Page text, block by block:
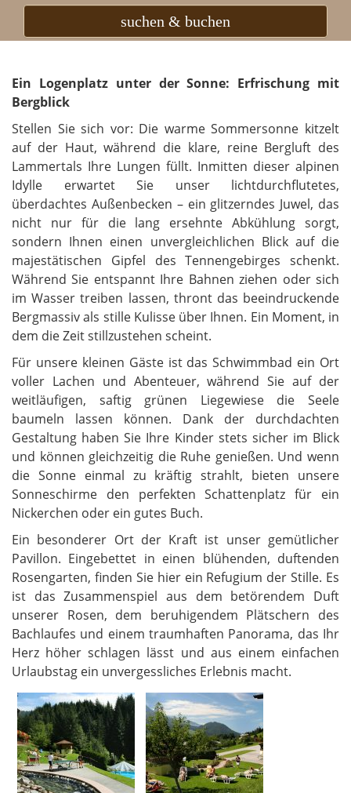
suchen & buchen
Ein Logenplatz unter der Sonne: Erfrischung mit
Bergblick
Stellen Sie sich vor: Die warme Sommersonne kitzelt
auf der Haut, während die klare, reine Bergluft des
Lammertals Ihre Lungen füllt. Inmitten dieser alpinen
Idylle erwartet Sie unser lichtdurchflutetes,
überdachtes Außenbecken – ein glitzerndes Juwel, das
nicht nur für die lang ersehnte Abkühlung sorgt,
sondern Ihnen einen unvergleichlichen Blick auf die
majestätischen Gipfel des Tennengebirges schenkt.
Während Sie entspannt Ihre Bahnen ziehen oder sich
im Wasser treiben lassen, thront das beeindruckende
Bergmassiv als stille Kulisse über Ihnen. Ein Moment, in
dem die Zeit stillzustehen scheint.
Für unsere kleinen Gäste ist das Schwimmbad ein Ort
voller Lachen und Abenteuer, während Sie auf der
weitläufigen, saftig grünen Liegewiese die Seele
baumeln lassen können. Dank der durchdachten
Gestaltung haben Sie Ihre Kinder stets sicher im Blick
und können gleichzeitig die Ruhe genießen. Und wenn
die Sonne einmal zu kräftig strahlt, bieten unsere
Sonneschirme den perfekten Schattenplatz für ein
Nickerchen oder ein gutes Buch.
Ein besonderer Ort der Kraft ist unser gemütlicher
Pavillon. Eingebettet in einen blühenden, duftenden
Rosengarten, finden Sie hier ein Refugium der Stille. Es
ist das Zusammenspiel aus dem betörendem Duft
unserer Rosen, dem beruhigendem Plätschern des
Bachlaufes und einem traumhaften Panorama, das Ihr
Herz höher schlagen lässt und aus einem einfachen
Urlaubstag ein unvergessliches Erlebnis macht.